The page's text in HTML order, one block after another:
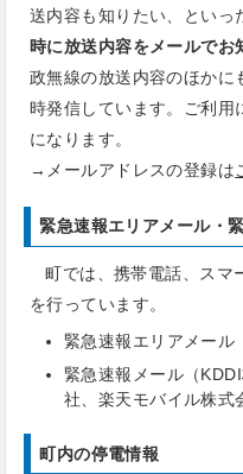
送内容も知りたい、といっ
時に放送内容をメールでお
政無線の放送内容のほかに
時発信しています。ご利用
になります。
→メールアドレスの登録は
緊急速報エリアメール・
町では、携帯電話、スマ
を行っています。
緊急速報エリアメール
緊急速報メール（
社、楽天モバイル株式
町内の停電情報